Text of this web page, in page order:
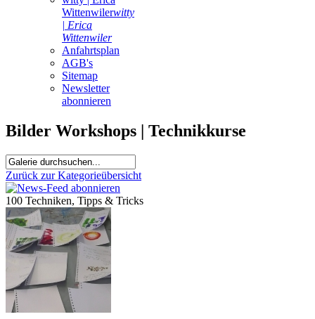
Wittenwilerwitty
| Erica
Wittenwiler
Anfahrtsplan
AGB's
Sitemap
Newsletter
abonnieren
Bilder Workshops | Technikkurse
Zurück zur Kategorieübersicht
100 Techniken, Tipps & Tricks